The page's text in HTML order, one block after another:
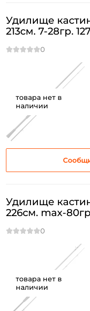
товара нет в
наличии
Удилище
213см. 7-28гр.
товара нет в
наличии
Удилище
226см. max-